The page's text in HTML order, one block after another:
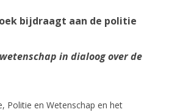
bijdraagt aan de politie
in dialoog over de
Politie en Wetenschap en het